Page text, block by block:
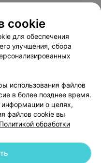
Способы оплаты
103.by
данных
| 220012, Республика Беларусь,
cookie
для обеспечения
улучшения, сбора
использования файлов
в более позднее время.
информации о целях,
файлов cookie вы
Политикой обработки